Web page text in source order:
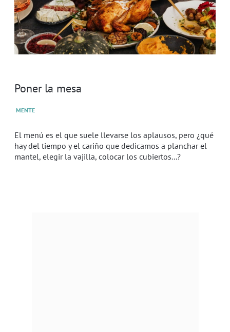
Poner la mesa
MENTE
El menú es el que suele llevarse los aplausos, pero ¿qué
hay del tiempo y el cariño que dedicamos a planchar el
mantel, elegir la vajilla, colocar los cubiertos...?